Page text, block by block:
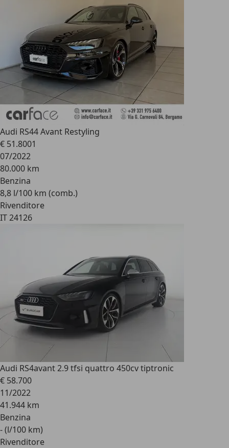
Audi RS44 Avant Restyling
€ 51.8001
07/2022
80.000 km
Benzina
8,8 l/100 km (comb.)
Rivenditore
IT 24126
Audi RS4avant 2.9 tfsi quattro 450cv tiptronic
€ 58.700
11/2022
41.944 km
Benzina
- (l/100 km)
Rivenditore